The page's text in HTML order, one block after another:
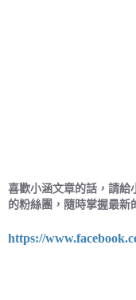
喜歡小涵文章的話，請給
的粉絲團，隨時掌握最新
https://